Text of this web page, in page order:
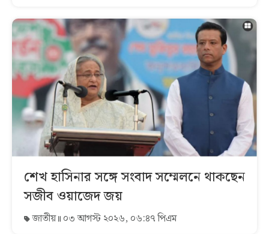
শেখ হাসিনার সঙ্গে সংবাদ সম্মেলনে থাকছেন
সজীব ওয়াজেদ জয়
জাতীয় ০৩ আগস্ট ২০২৬, ০৬:৪৭ পিএম